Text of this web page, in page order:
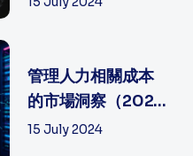
管理人力相關成本
的市場洞察（2025
年）
15 July 2024